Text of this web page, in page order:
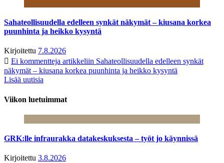
Sahateollisuudella edelleen synkät näkymät – kiusana korkea
puunhinta ja heikko kysyntä
Kirjoitettu 7.8.2026
Ei kommentteja artikkeliin Sahateollisuudella edelleen synkät
näkymät – kiusana korkea puunhinta ja heikko kysyntä
Lisää uutisia
Viikon luetuimmat
GRK:lle infraurakka datakeskuksesta – työt jo käynnissä
Kirjoitettu 3.8.2026